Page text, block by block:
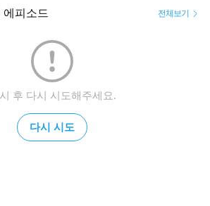
에피소드 전체보기
후 다시 시도해주세요.
다시 시도